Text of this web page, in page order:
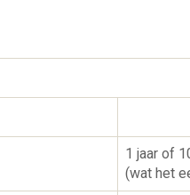
1 jaar of
(wat het